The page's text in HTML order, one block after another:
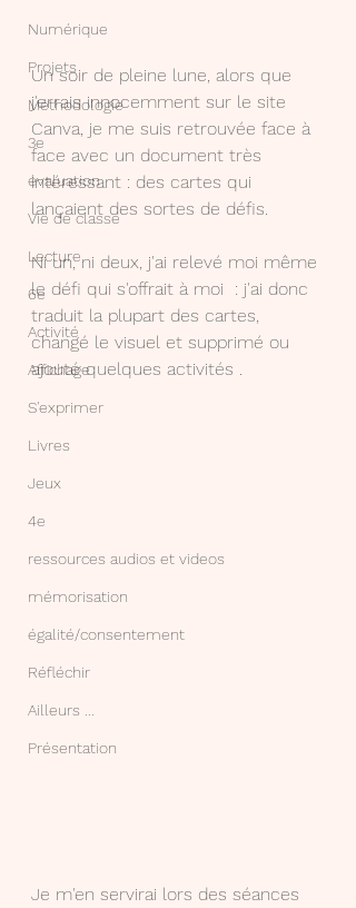
Numérique
Projets
Méthodologie
3e
évaluation
Vie de classe
Lecture
6e
Activité
Affichage
S'exprimer
Livres
Jeux
4e
ressources audios et videos
mémorisation
égalité/consentement
Réfléchir
Ailleurs ...
Présentation
Un soir de pleine lune, alors que
j'errais innocemment sur le site
Canva, je me suis retrouvée face à
face avec un document très
intéressant : des cartes qui
lançaient des sortes de défis.
Ni un, ni deux, j'ai relevé moi même
le défi qui s'offrait à moi  : j'ai donc
traduit la plupart des cartes,
changé le visuel et supprimé ou
ajouté quelques activités .
Je m'en servirai lors des séances